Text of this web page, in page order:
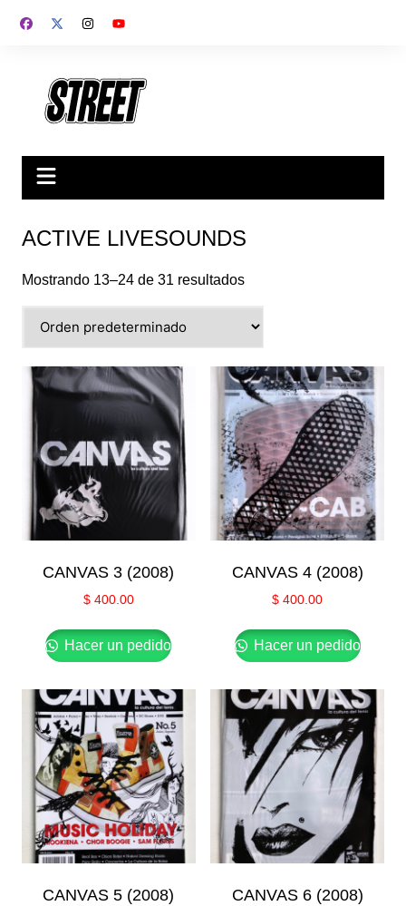
ACTIVE LIVESOUNDS
Mostrando 13–24 de 31 resultados
CANVAS 3 (2008)
$400.00
Hacer un pedido
CANVAS 4 (2008)
$ 400.00
Hacer un pedido
CANVAS 5 (2008) CANVAS 6 (2008)